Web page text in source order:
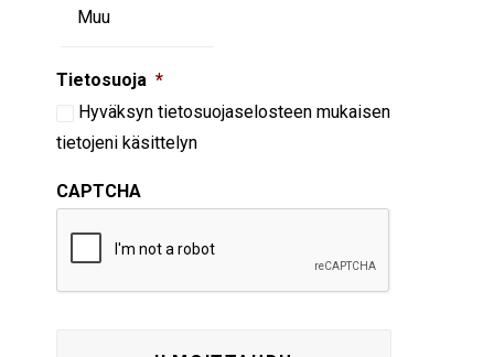
Tietosuoja *
Hyväksyn tietosuojaselosteen mukaisen
tietojeni käsittelyn
CAPTCHA